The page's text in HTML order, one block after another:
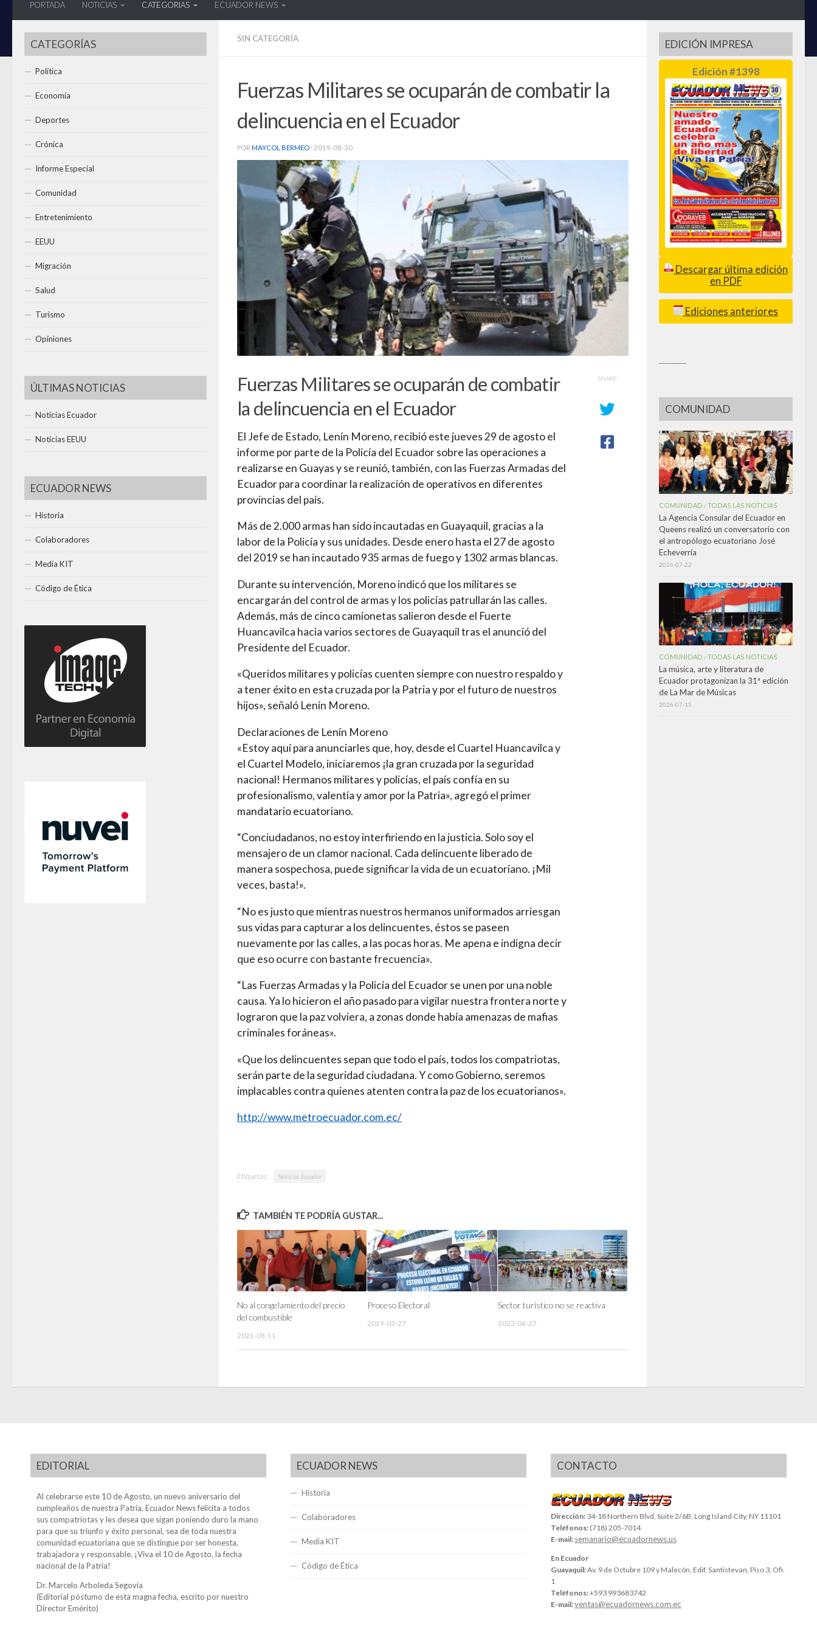
PORTADA NOTICIAS CATEGORIAS ECUADOR NEWS
SIN CATEGORÍA
Fuerzas Militares se ocuparán de combatir la
delincuencia en el Ecuador
POR MAYCOL BERMEO · 2019-08-30
Fuerzas Militares se ocuparán de combatir
la delincuencia en el Ecuador
El Jefe de Estado, Lenín Moreno, recibió este jueves 29 de agosto el
informe por parte de la Policía del Ecuador sobre las operaciones a
realizarse en Guayas y se reunió, también, con las Fuerzas Armadas del
Ecuador para coordinar la realización de operativos en diferentes
provincias del país.
Más de 2.000 armas han sido incautadas en Guayaquil, gracias a la
labor de la Policía y sus unidades. Desde enero hasta el 27 de agosto
del 2019 se han incautado 935 armas de fuego y 1302 armas blancas.
Durante su intervención, Moreno indicó que los militares se
encargarán del control de armas y los policías patrullarán las calles.
Además, más de cinco camionetas salieron desde el Fuerte
Huancavilca hacia varios sectores de Guayaquil tras el anunció del
Presidente del Ecuador.
«Queridos militares y policías cuenten siempre con nuestro respaldo y
a tener éxito en esta cruzada por la Patria y por el futuro de nuestros
hijos», señaló Lenín Moreno.
Declaraciones de Lenín Moreno
«Estoy aquí para anunciarles que, hoy, desde el Cuartel Huancavilca y
el Cuartel Modelo, iniciaremos ¡la gran cruzada por la seguridad
nacional! Hermanos militares y policías, el país confía en su
profesionalismo, valentía y amor por la Patria», agregó el primer
mandatario ecuatoriano.
“Conciudadanos, no estoy interfiriendo en la justicia. Solo soy el
mensajero de un clamor nacional. Cada delincuente liberado de
manera sospechosa, puede significar la vida de un ecuatoriano. ¡Mil
veces, basta!».
“No es justo que mientras nuestros hermanos uniformados arriesgan
sus vidas para capturar a los delincuentes, éstos se paseen
nuevamente por las calles, a las pocas horas. Me apena e indigna decir
que eso ocurre con bastante frecuencia».
“Las Fuerzas Armadas y la Policía del Ecuador se unen por una noble
causa. Ya lo hicieron el año pasado para vigilar nuestra frontera norte y
lograron que la paz volviera, a zonas donde había amenazas de mafias
criminales foráneas».
«Que los delincuentes sepan que todo el país, todos los compatriotas,
serán parte de la seguridad ciudadana. Y como Gobierno, seremos
implacables contra quienes atenten contra la paz de los ecuatorianos».
http://www.metroecuador.com.ec/
SHARE
Etiquetas: Noticias Ecuador
TAMBIÉN TE PODRÍA GUSTAR...
No al congelamiento del precio
del combustible
2021-08-11
Proceso Electoral
2019-03-27
Sector turístico no se reactiva
2023-06-27
CATEGORÍAS
Política
Economía
Deportes
Crónica
Informe Especial
Comunidad
Entretenimiento
EEUU
Migración
Salud
Turismo
Opiniones
ÚLTIMAS NOTICIAS
Noticias Ecuador
Noticias EEUU
ECUADOR NEWS
Historia
Colaboradores
Media KIT
Código de Ética
EDICIÓN IMPRESA
Edición #1398
Descargar última edición
en PDF
Ediciones anteriores
COMUNIDAD
COMUNIDAD /TODAS LAS NOTICIAS
La Agencia Consular del Ecuador en
Queens realizó un conversatorio con
el antropólogo ecuatoriano José
Echeverría
2026-07-22
COMUNIDAD /TODAS LAS NOTICIAS
La música, arte y literatura de
Ecuador protagonizan la 31ª edición
de La Mar de Músicas
2026-07-15
EDITORIAL
Al celebrarse este 10 de Agosto, un nuevo aniversario del
cumpleaños de nuestra Patria, Ecuador News felicita a todos
sus compatriotas y les desea que sigan poniendo duro la mano
para que su triunfo y éxito personal, sea de toda nuestra
comunidad ecuatoriana que se distingue por ser honesta,
trabajadora y responsable. ¡Viva el 10 de Agosto, la fecha
nacional de la Patria!
Dr. Marcelo Arboleda Segovia
(Editorial póstumo de esta magna fecha, escrito por nuestro
Director Emérito)
ECUADOR NEWS
Historia
Colaboradores
Media KIT
Código de Ética
CONTACTO
Dirección: 34-18 Northern Blvd, Suite 2/6B, Long Island City, NY 11101
Teléfonos: (718) 205-7014
E-mail: semanario@ecuadornews.us
En Ecuador
Guayaquil:Av. 9 de Octubre 109 y Malecón, Edif. Santistevan, Piso 3, Ofi.
1
Teléfonos:+593 993683742
E-mail:ventas@ecuadornews.com.ec